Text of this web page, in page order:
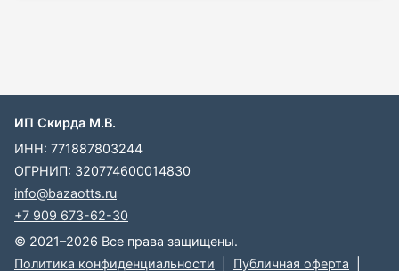
ИП Скирда М.В.
ИНН: 771887803244
ОГРНИП: 320774600014830
info@bazaotts.ru
+7 909 673-62-30
© 2021–2026 Все права защищены.
Политика конфиденциальности
Публичная оферта